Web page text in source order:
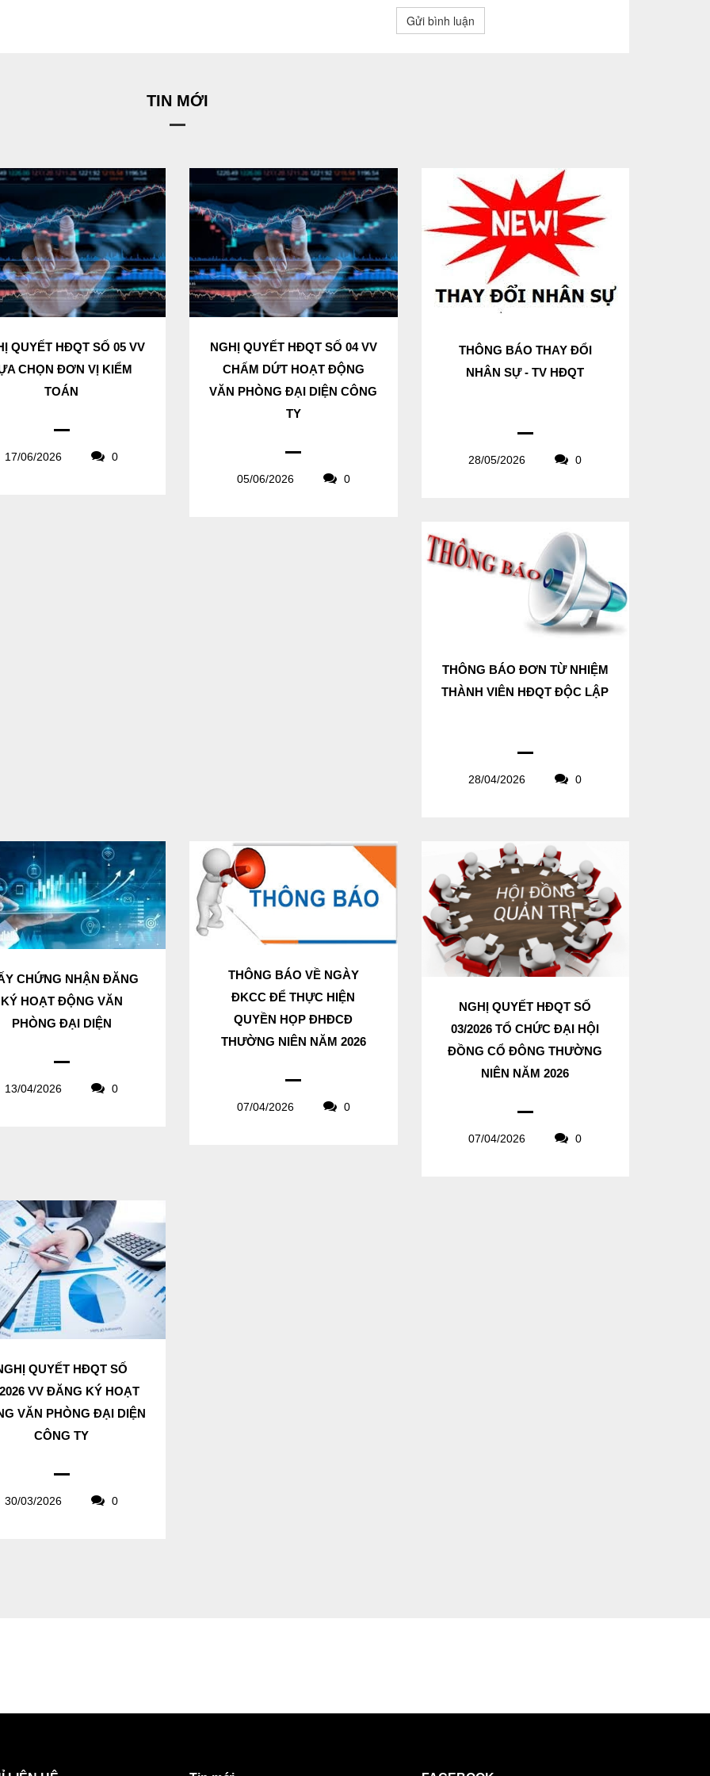
Gửi bình luận
TIN MỚI
QUYẾT HĐQT SỐ 05 VV
CHỌN ĐƠN VỊ KIỂM
TOÁN
17/06/2026 0
NGHỊ QUYẾT HĐQT SỐ 04 VV
CHẤM DỨT HOẠT ĐỘNG
VĂN PHÒNG ĐẠI DIỆN CÔNG
TY
05/06/2026 0
THÔNG BÁO THAY ĐỔI
NHÂN SỰ - TV HĐQT
28/05/2026 0
THÔNG BÁO ĐƠN TỪ NHIỆM
THÀNH VIÊN HĐQT ĐỘC LẬP
28/04/2026 0
CHỨNG NHẬN ĐĂNG
KÝ HOẠT ĐỘNG VĂN
PHÒNG ĐẠI DIỆN
13/04/2026 0
THÔNG BÁO VỀ NGÀY
ĐKCC ĐỂ THỰC HIỆN
QUYỀN HỌP ĐHĐCĐ
THƯỜNG NIÊN NĂM 2026
07/04/2026 0
NGHỊ QUYẾT HĐQT SỐ
03/2026 TỔ CHỨC ĐẠI HỘI
ĐỒNG CỔ ĐÔNG THƯỜNG
NIÊN NĂM 2026
07/04/2026 0
QUYẾT HĐQT SỐ
VV ĐĂNG KÝ HOẠT
VĂN PHÒNG ĐẠI DIỆN
CÔNG TY
30/03/2026 0